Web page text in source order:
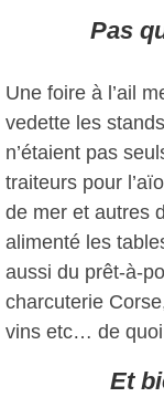
Pas
Une foire à l’ail
vedette les
n’étaient pas
traiteurs pour
de mer et autres
alimenté les
aussi du prêt-à-
charcuterie
vins etc… de
Et